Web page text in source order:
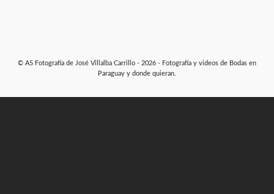
© A5 Fotografía de José Villalba Carrillo - 2026 - Fotografía y videos de Bodas en
Paraguay y donde quieran.